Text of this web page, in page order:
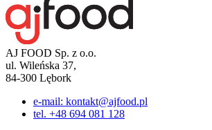
AJ FOOD Sp. z o.o.
ul. Wileńska 37,
84-300 Lębork
e-mail: kontakt@ajfood.pl
tel. +48 694 081 128